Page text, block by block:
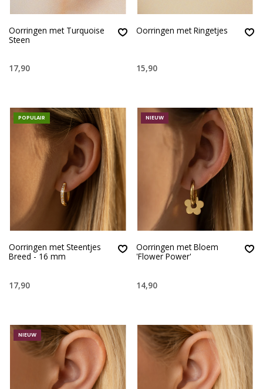
Oorringen met Turquoise
Steen
17,90
Oorringen met Ringetjes
15,90
POPULAIR
Oorringen met Steentjes
Breed - 16 mm
17,90
NIEUW
Oorringen met Bloem
'Flower Power'
14,90
NIEUW